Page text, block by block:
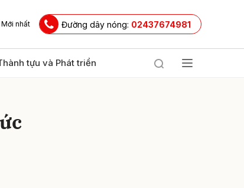
Mới nhất Đường dây nóng: 02437674981
tựu và Phát triển